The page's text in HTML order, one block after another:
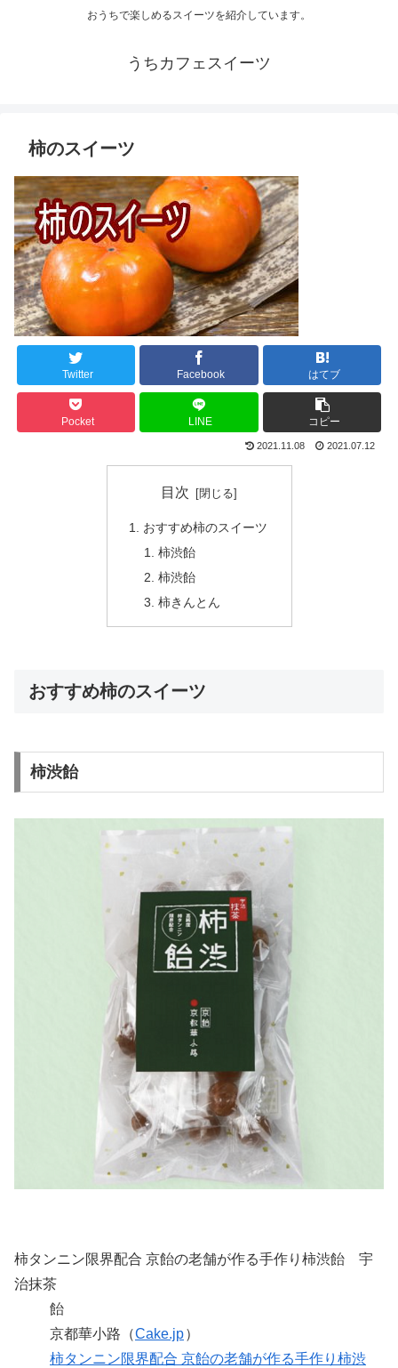
おうちで楽しめるスイーツを紹介しています。
うちカフェスイーツ
柿のスイーツ
Twitter Facebook はてブ
Pocket LINE コピー
2021.11.08 2021.07.12
目次
おすすめ柿のスイーツ
柿渋飴
柿渋飴
柿きんとん
おすすめ柿のスイーツ
柿渋飴
柿タンニン限界配合 京飴の老舗が作る手作り柿渋飴 宇
治抹茶
飴
京都華小路（Cake.jp）
柿タンニン限界配合 京飴の老舗が作る手作り柿渋